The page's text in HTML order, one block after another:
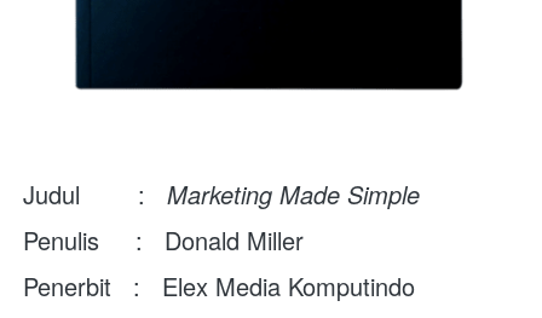
Judul        : Marketing Made Simple
Penulis     : Donald Miller
Penerbit   : Elex Media Komputindo